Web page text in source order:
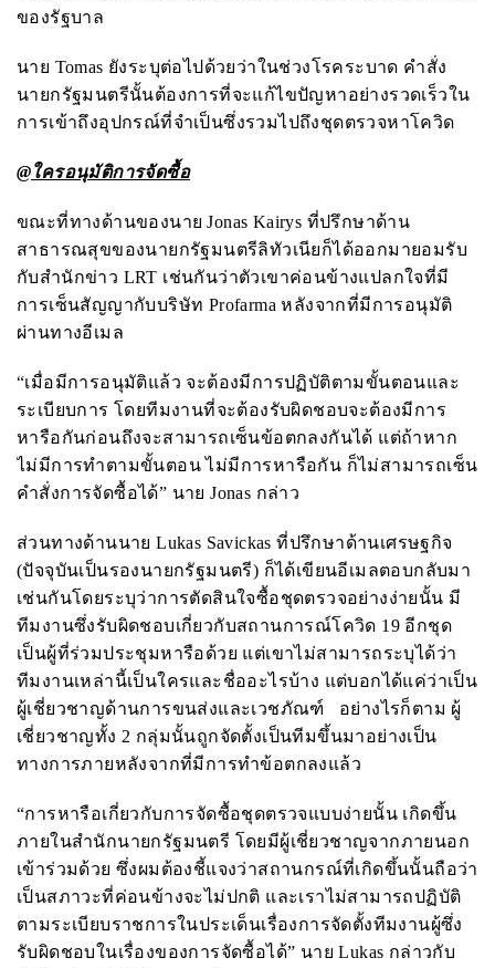
ของรัฐบาล
นาย Tomas ยังระบุต่อไปด้วยว่าในช่วงโรคระบาด คำสั่ง
นายกรัฐมนตรีนั้นต้องการที่จะแก้ไขปัญหาอย่างรวดเร็วใน
การเข้าถึงอุปกรณ์ที่จำเป็นซึ่งรวมไปถึงชุดตรวจหาโควิด
@ใครอนุมัติการจัดซื้อ
ขณะที่ทางด้านของนาย Jonas Kairys ที่ปรึกษาด้าน
สาธารณสุขของนายกรัฐมนตรีลิทัวเนียก็ได้ออกมายอมรับ
กับสำนักข่าว LRT เช่นกันว่าตัวเขาค่อนข้างแปลกใจที่มี
การเซ็นสัญญากับบริษัท Profarmaหลังจากที่มีการอนุมัติ
ผ่านทางอีเมล
“เมื่อมีการอนุมัติแล้ว จะต้องมีการปฏิบัติตามขั้นตอนและ
ระเบียบการ โดยทีมงานที่จะต้องรับผิดชอบจะต้องมีการ
หารือกันก่อนถึงจะสามารถเซ็นข้อตกลงกันได้ แต่ถ้าหาก
ไม่มีการทำตามขั้นตอน ไม่มีการหารือกัน ก็ไม่สามารถเซ็น
คำสั่งการจัดซื้อได้” นายJonas กล่าว
ส่วนทางด้านนายLukas Savickasที่ปรึกษาด้านเศรษฐกิจ
(ปัจจุบันเป็นรองนายกรัฐมนตรี) ก็ได้เขียนอีเมลตอบกลับมา
เช่นกันโดยระบุว่าการตัดสินใจซื้อชุดตรวจอย่างง่ายนั้น มี
ทีมงานซึ่งรับผิดชอบเกี่ยวกับสถานการณ์โควิด 19 อีกชุด
เป็นผู้ที่ร่วมประชุมหารือด้วย แต่เขาไม่สามารถระบุได้ว่า
ทีมงานเหล่านี้เป็นใครและชื่ออะไรบ้าง แต่บอกได้แค่ว่าเป็น
ผู้เชี่ยวชาญด้านการขนส่งและเวชภัณฑ์ อย่างไรก็ตาม ผู้
เชี่ยวชาญทั้ง 2 กลุ่มนั้นถูกจัดตั้งเป็นทีมขึ้นมาอย่างเป็น
ทางการภายหลังจากที่มีการทำข้อตกลงแล้ว
“การหารือเกี่ยวกับการจัดซื้อชุดตรวจแบบง่ายนั้น เกิดขึ้น
ภายในสำนักนายกรัฐมนตรี โดยมีผู้เชี่ยวชาญจากภายนอก
เข้าร่วมด้วย ซึ่งผมต้องชี้แจงว่าสถานกรณ์ที่เกิดขึ้นนั้นถือว่า
เป็นสภาวะที่ค่อนข้างจะไม่ปกติ และเราไม่สามารถปฏิบัติ
ตามระเบียบราชการในประเด็นเรื่องการจัดตั้งทีมงานผู้ซึ่ง
รับผิดชอบในเรื่องของการจัดซื้อได้” นายLukas กล่าวกับ